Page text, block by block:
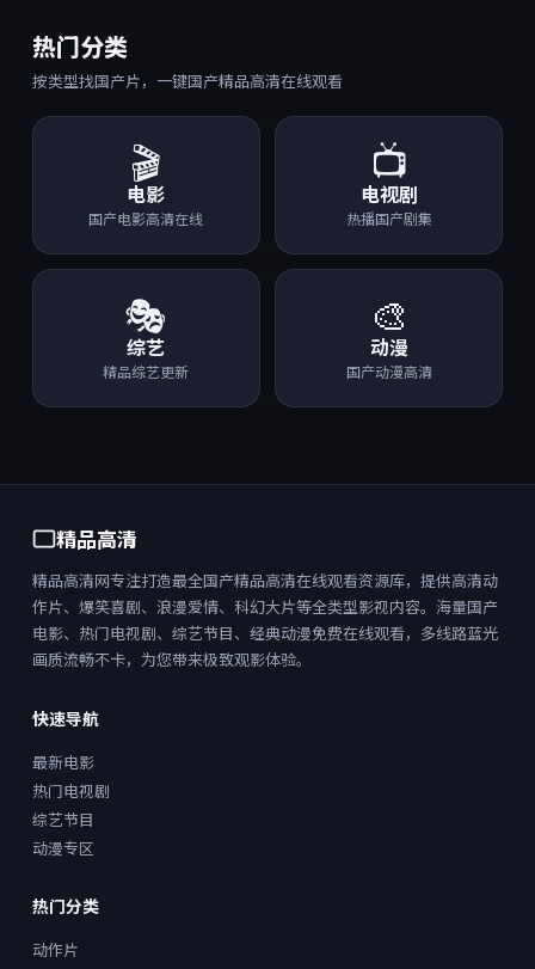
热门分类
按类型找国产片，一键国产精品高清在线观看
🎬
电影
国产电影高清在线
📺
电视剧
热播国产剧集
🎭
综艺
精品综艺更新
🎨
动漫
国产动漫高清
精品高清
精品高清网专注打造最全国产精品高清在线观看资源库，提供高清动
作片、爆笑喜剧、浪漫爱情、科幻大片等全类型影视内容。海量国产
电影、热门电视剧、综艺节目、经典动漫免费在线观看，多线路蓝光
画质流畅不卡，为您带来极致观影体验。
快速导航
最新电影
热门电视剧
综艺节目
动漫专区
热门分类
动作片